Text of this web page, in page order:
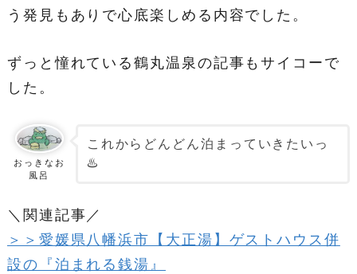
う発見もありで心底楽しめる内容でした。
ずっと憧れている鶴丸温泉の記事もサイコーで
した。
おっきなお
風呂
これからどんどん泊まっていきたいっ
♨️
＼関連記事／
＞＞愛媛県八幡浜市【大正湯】ゲストハウス併
設の『泊まれる銭湯』